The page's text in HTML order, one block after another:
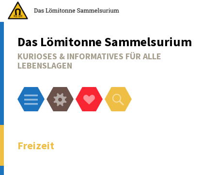
Das Lömitonne Sammelsurium
KURIOSES & INFORMATIVES FÜR ALLE
LEBENSLAGEN
Menü WidgetsSocial-
Links
Suchen
Freizeit